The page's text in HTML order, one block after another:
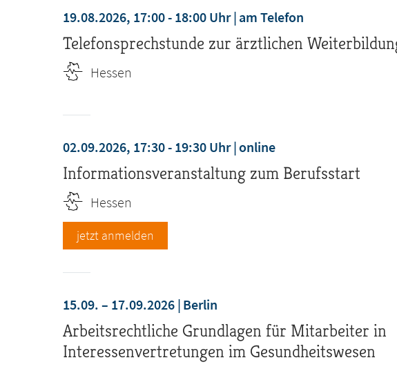
19.08.2026, 17:00 - 18:00 Uhr am Telefon
Telefonsprechstunde zur ärztlichen
Hessen
02.09.2026, 17:30 - 19:30 Uhr online
Informationsveranstaltung zum Berufsstart
Hessen
jetzt anmelden
15.09. – 17.09.2026 Berlin
Arbeitsrechtliche Grundlagen für Mitarbeiter in
Interessenvertretungen im Gesundheitswesen